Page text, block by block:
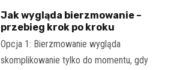
Jak wygląda bierzmowanie –
przebieg krok po kroku
Opcja 1: Bierzmowanie wygląda
skomplikowanie tylko do momentu, gdy